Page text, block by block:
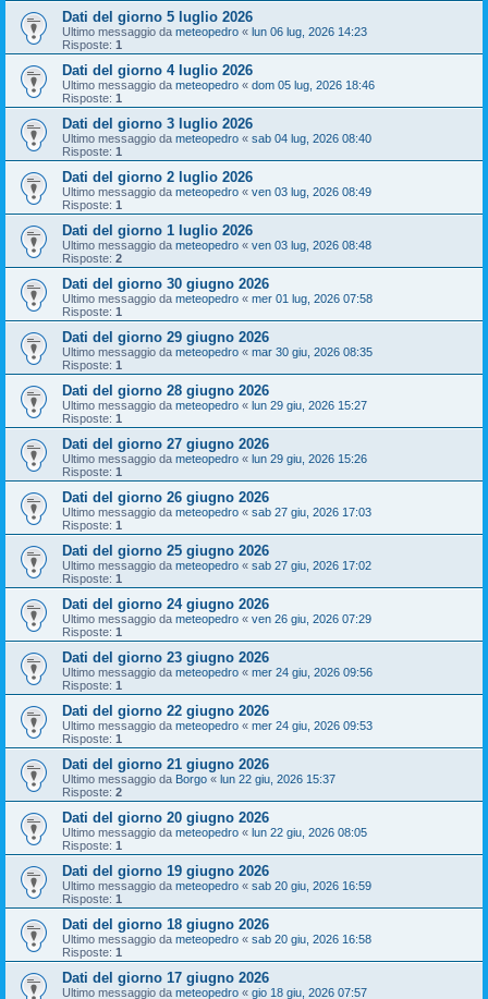
Dati del giorno 5 luglio 2026
Ultimo messaggio da meteopedro « lun 06 lug, 2026 14:23
Risposte: 1
Dati del giorno 4 luglio 2026
Ultimo messaggio da meteopedro « dom 05 lug, 2026 18:46
Risposte: 1
Dati del giorno 3 luglio 2026
Ultimo messaggio da meteopedro « sab 04 lug, 2026 08:40
Risposte: 1
Dati del giorno 2 luglio 2026
Ultimo messaggio da meteopedro « ven 03 lug, 2026 08:49
Risposte: 1
Dati del giorno 1 luglio 2026
Ultimo messaggio da meteopedro « ven 03 lug, 2026 08:48
Risposte: 2
Dati del giorno 30 giugno 2026
Ultimo messaggio da meteopedro « mer 01 lug, 2026 07:58
Risposte: 1
Dati del giorno 29 giugno 2026
Ultimo messaggio da meteopedro « mar 30 giu, 2026 08:35
Risposte: 1
Dati del giorno 28 giugno 2026
Ultimo messaggio da meteopedro « lun 29 giu, 2026 15:27
Risposte: 1
Dati del giorno 27 giugno 2026
Ultimo messaggio da meteopedro « lun 29 giu, 2026 15:26
Risposte: 1
Dati del giorno 26 giugno 2026
Ultimo messaggio da meteopedro « sab 27 giu, 2026 17:03
Risposte: 1
Dati del giorno 25 giugno 2026
Ultimo messaggio da meteopedro « sab 27 giu, 2026 17:02
Risposte: 1
Dati del giorno 24 giugno 2026
Ultimo messaggio da meteopedro « ven 26 giu, 2026 07:29
Risposte: 1
Dati del giorno 23 giugno 2026
Ultimo messaggio da meteopedro « mer 24 giu, 2026 09:56
Risposte: 1
Dati del giorno 22 giugno 2026
Ultimo messaggio da meteopedro « mer 24 giu, 2026 09:53
Risposte: 1
Dati del giorno 21 giugno 2026
Ultimo messaggio da Borgo « lun 22 giu, 2026 15:37
Risposte: 2
Dati del giorno 20 giugno 2026
Ultimo messaggio da meteopedro « lun 22 giu, 2026 08:05
Risposte: 1
Dati del giorno 19 giugno 2026
Ultimo messaggio da meteopedro « sab 20 giu, 2026 16:59
Risposte: 1
Dati del giorno 18 giugno 2026
Ultimo messaggio da meteopedro « sab 20 giu, 2026 16:58
Risposte: 1
Dati del giorno 17 giugno 2026
Ultimo messaggio da meteopedro « gio 18 giu, 2026 07:57